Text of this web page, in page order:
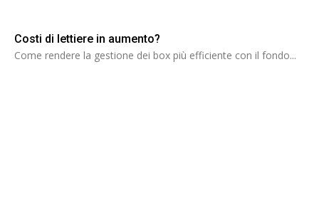
Costi di lettiere in aumento?
Come rendere la gestione dei box più efficiente con il fondo...